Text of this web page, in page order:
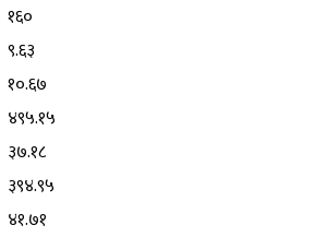
१६०
९.६३
१०.६७
४९५.१५
३७.१८
३९४.९५
४१.७१